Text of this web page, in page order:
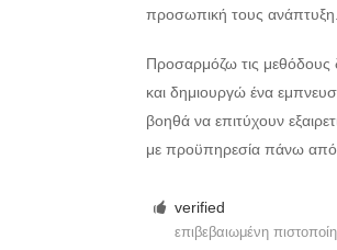
προσωπική τους ανάπτυξη.
Προσαρμόζω τις μεθόδους
και δημιουργώ ένα
βοηθά να επιτύχουν
με προϋπηρεσία πάνω από
verified
επιβεβαιωμένη